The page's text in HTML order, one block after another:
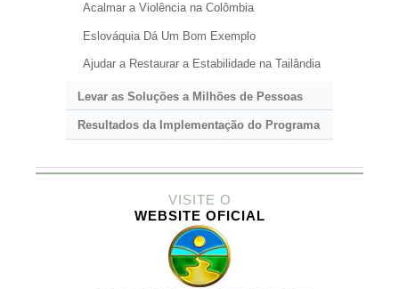
Acalmar a Violência na Colômbia
Eslováquia Dá Um Bom Exemplo
Ajudar a Restaurar a Estabilidade na Tailândia
Levar as Soluções a Milhões de Pessoas
Resultados da Implementação do Programa
VISITE O
WEBSITE OFICIAL